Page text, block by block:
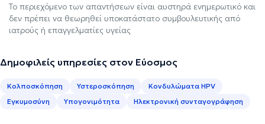
Το περιεχόμενο των απαντήσεων είναι αυστηρά ενημερωτικό και
δεν πρέπει να θεωρηθεί υποκατάστατο συμβουλευτικής από
ιατρούς ή επαγγελματίες υγείας
Δημοφιλείς υπηρεσίες στον Εύοσμος
Κολποσκόπηση Υστεροσκόπηση
Κονδυλώματα HPV
Εγκυμοσύνη
Υπογονιμότητα Ηλεκτρονική συνταγογράφηση